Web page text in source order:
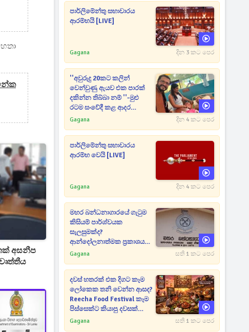
අසනීප
පාර්ලිමේන්තු සභාවාරය
ආරම්භයි [LIVE]
Gagana දින 3 කට පෙර
''අවුරුදු 20කට කලින්
වෙන්වුණු ඇයව එක පාරක්
දකින්න තිබ්බා නම් ''-මුළු
රටම සංවේදී කළ ආදර
අමරණීය මතකය
Gagana දින 4 කට පෙර
පාර්ලිමේන්තු සභාවාරය
ආරම්භ වෙයි [LIVE]
Gagana දින 4 කට පෙර
මහර බන්ධනාගාරයේ ගැටුම
කිසියම් පාර්ශ්වයක
සැලසුමක්ද?
ආන්දෝලනාත්මක ප්‍රකාශයක්
එළියට [VIDEO]
Gagana සති 1 කට පෙර
දවස් හතරක් එක දිගට කෑම
ලෝකෙක තනි වෙන්න ආසද?
Reecha Food Festival කෑම
පිස්සෙක්ට කියාපු දවසක්
මෙන්න
Gagana සති 1 කට පෙර